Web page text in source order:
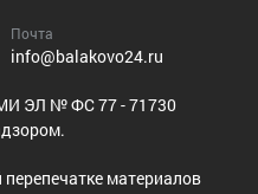
Почта
info@balakovo24.ru
ЭЛ № ФС 77 - 71730
материалов